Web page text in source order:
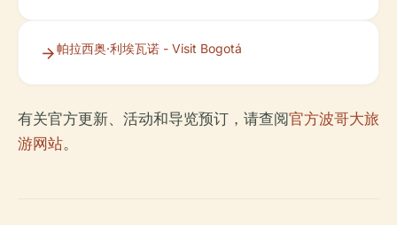
帕拉西奥·利埃瓦诺 - Visit Bogotá
有关官方更新、活动和导览预订，请查阅官方波哥大旅
游网站。